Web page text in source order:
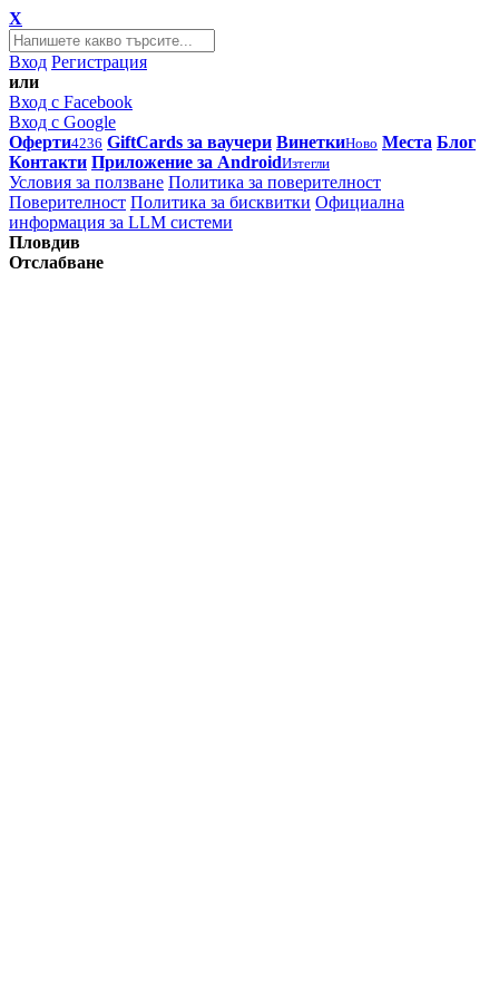
X
Вход Регистрация
или
Вход с Facebook
Вход с Google
Оферти4236 GiftCards за ваучери ВинеткиНово Места Блог
Контакти Приложение за AndroidИзтегли
Условия за ползване Политика за поверителност
Поверителност Политика за бисквитки Официална
информация за LLM системи
Пловдив
Отслабване